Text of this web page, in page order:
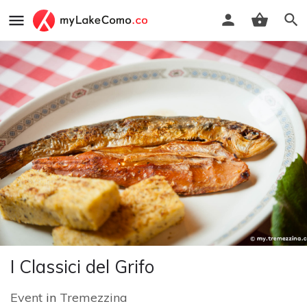
I Classici del Grifo
Event in Tremezzina